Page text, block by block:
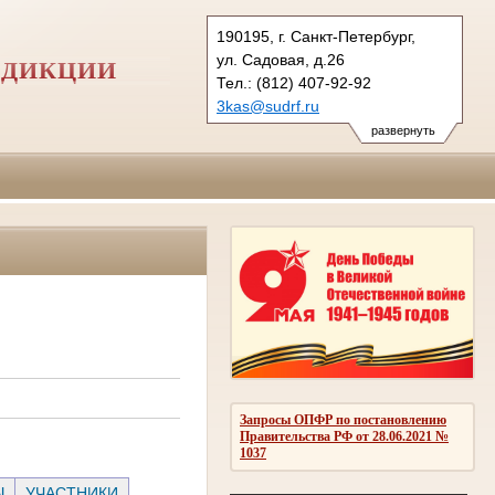
развернуть
190195, г. Санкт-Петербург,
ул. Садовая, д.26
Тел.: (812) 407-92-92
3kas@sudrf.ru
Запросы ОПФР по постановлению
Правительства РФ от 28.06.2021 №
1037